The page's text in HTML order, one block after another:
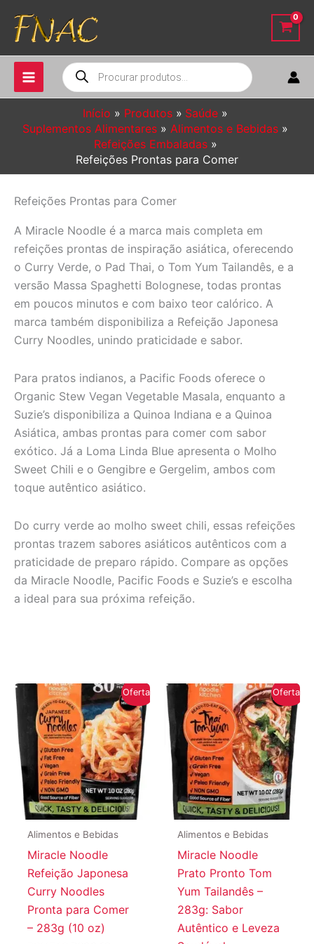
para
conteúdo
Pesquisar
produtos
Início Produtos
Saúde
Suplementos Alimentares
Alimentos e Bebidas
Refeições Embaladas
Refeições Prontas para Comer
Refeições Prontas para Comer
A Miracle Noodle é a marca mais completa em
refeições prontas de inspiração asiática, oferecendo
o Curry Verde, o Pad Thai, o Tom Yum Tailandês, e a
versão Massa Spaghetti Bolognese, todas prontas
em poucos minutos e com baixo teor calórico. A
marca também disponibiliza a Refeição Japonesa
Curry Noodles, unindo praticidade e sabor.
Para pratos indianos, a Pacific Foods oferece o
Organic Stew Vegan Vegetable Masala, enquanto a
Suzie’s disponibiliza a Quinoa Indiana e a Quinoa
Asiática, ambas prontas para comer com sabor
exótico. Já a Loma Linda Blue apresenta o Molho
Sweet Chili e o Gengibre e Gergelim, ambos com
toque autêntico asiático.
Do curry verde ao molho sweet chili, essas refeições
prontas trazem sabores asiáticos autênticos com a
praticidade de preparo rápido. Compare as opções
da Miracle Noodle, Pacific Foods e Suzie’s e escolha
a ideal para sua próxima refeição.
Oferta!
Alimentos e Bebidas
Miracle Noodle
Refeição Japonesa
Curry Noodles
Pronta para Comer
– 283g (10 oz)
Oferta!
Alimentos e Bebidas
Miracle Noodle
Prato Pronto Tom
Yum Tailandês –
283g: Sabor
Autêntico e Leveza